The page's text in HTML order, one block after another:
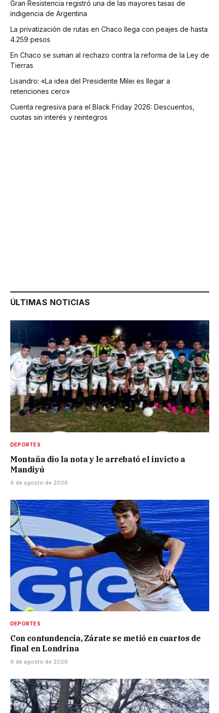
Gran Resistencia registró una de las mayores tasas de
indigencia de Argentina
La privatización de rutas en Chaco llega con peajes de hasta
4.259 pesos
En Chaco se suman al rechazo contra la reforma de la Ley de
Tierras
Lisandro: «La idea del Presidente Milei es llegar a
retenciones cero»
Cuenta regresiva para el Black Friday 2026: Descuentos,
cuotas sin interés y reintegros
ÚLTIMAS NOTICIAS
DEPORTES
Montaña dio la nota y le arrebató el invicto a
Mandiyú
6 de agosto de 2026
DEPORTES
Con contundencia, Zárate se metió en cuartos de
final en Londrina
6 de agosto de 2026